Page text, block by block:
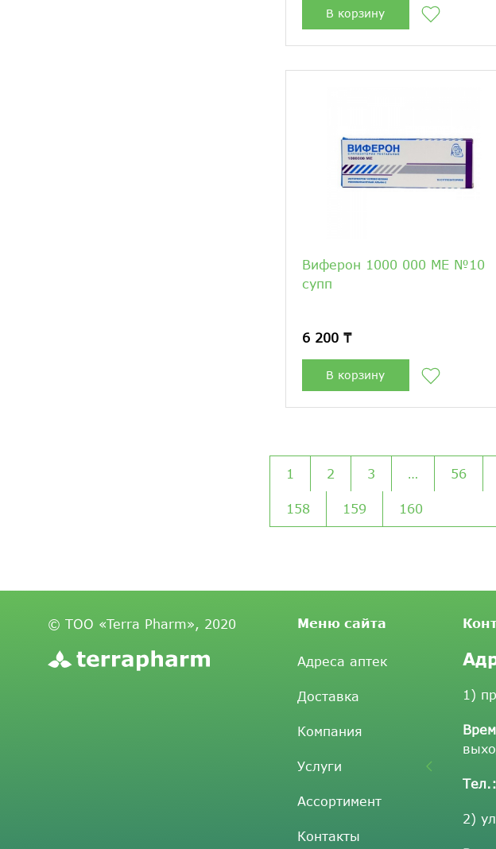
В корзину
Виферон 1000 000 МЕ №10
супп
6 200 ₸
В корзину
1 2 3 … 56
158 159 160
© ТОО «Terra Pharm», 2020 Меню сайта
Адреса аптек
Доставка
Компания
Услуги
Ассортимент
Контакты
1)
Тел.:
2)